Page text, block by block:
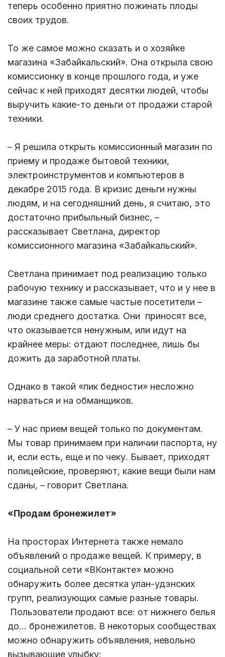
теперь особенно приятно пожинать плоды
своих трудов.
То же самое можно сказать и о хозяйке
магазина «Забайкальский». Она открыла свою
комиссионку в конце прошлого года, и уже
сейчас к ней приходят десятки людей, чтобы
выручить какие-то деньги от продажи старой
техники.
– Я решила открыть комиссионный магазин по
приему и продаже бытовой техники,
электроинструментов и компьютеров в
декабре 2015 года. В кризис деньги нужны
людям, и на сегодняшний день, я считаю, это
достаточно прибыльный бизнес, –
рассказывает Светлана, директор
комиссионного магазина «Забайкальский».
Светлана принимает под реализацию только
рабочую технику и рассказывает, что и у нее в
магазине также самые частые посетители –
люди среднего достатка. Они приносят все,
что оказывается ненужным, или идут на
крайнее меры: отдают последнее, лишь бы
дожить да заработной платы.
Однако в такой «пик бедности» несложно
нарваться и на обманщиков.
– У нас прием вещей только по документам.
Мы товар принимаем при наличии паспорта, ну
и, если есть, еще и по чеку. Бывает, приходят
полицейские, проверяют, какие вещи были нам
сданы, – говорит Светлана.
«Продам бронежилет»
На просторах Интернета также немало
объявлений о продаже вещей. К примеру, в
социальной сети «ВКонтакте» можно
обнаружить более десятка улан-удэнских
групп, реализующих самые разные товары.
Пользователи продают все: от нижнего белья
до… бронежилетов. В некоторых сообществах
можно обнаружить объявления, невольно
вызывающие улыбку: